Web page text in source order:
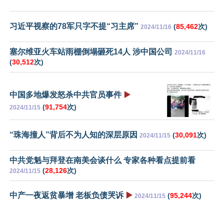
习近平视察的78军只字不提“习主席” 2024/11/16 (85,462次)
塞尔维亚火车站雨棚倒塌砸死14人 涉中国公司 2024/11/16
(30,512次)
中国多地爆发怒杀中共官员事件 ▶️
2024/11/15 (91,754次)
“珠海撞人”背后不为人知的深层原因 2024/11/15 (30,091次)
中共党魁与拜登在南美会谈什么 专家各种看点提前看
2024/11/15 (28,126次)
中产一夜返贫暴增 老板负债哭诉 ▶️ 2024/11/15 (95,244次)